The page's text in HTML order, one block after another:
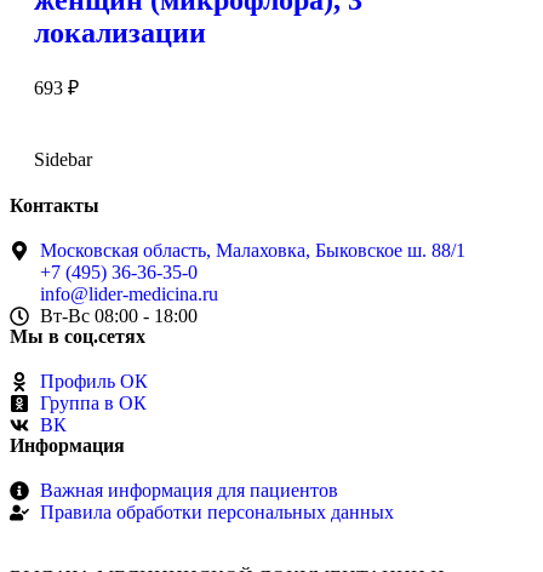
локализации
693 ₽
Sidebar
Контакты
Московская область, Малаховка, Быковское ш. 88/1
+7 (495) 36-36-35-0
info@lider-medicina.ru
Вт-Вс 08:00 - 18:00
Мы в соц.сетях
Профиль ОК
Группа в ОК
ВК
Информация
Важная информация для пациентов
Правила обработки персональных данных